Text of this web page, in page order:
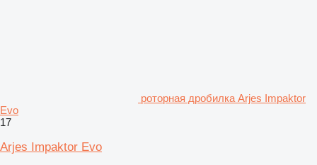
роторная дробилка Arjes Impaktor
Evo
17
Arjes Impaktor Evo